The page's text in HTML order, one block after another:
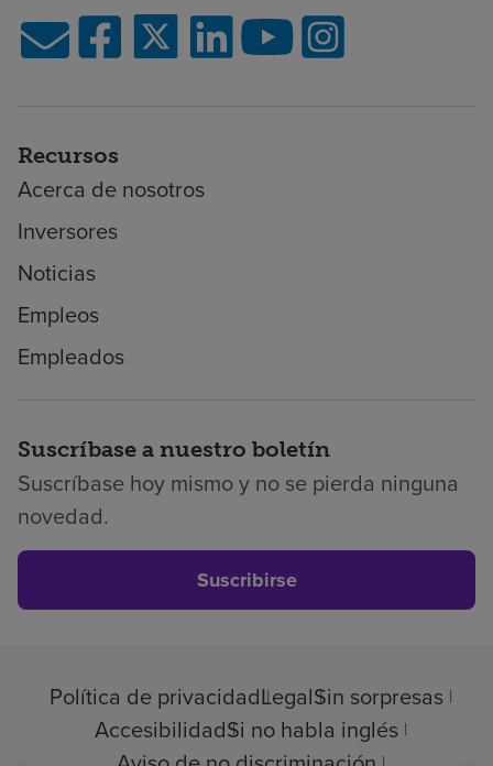
Recursos
Acerca de nosotros
Inversores
Noticias
Empleos
Empleados
Suscríbase a nuestro boletín
Suscríbase hoy mismo y no se pierda ninguna
novedad.
Suscribirse
Política de privacidadLegalSin sorpresas
AccesibilidadSi no habla inglés